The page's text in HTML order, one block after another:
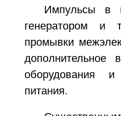
Импульсы в
генератором и
промывки
дополнительное
оборудования и
питания.